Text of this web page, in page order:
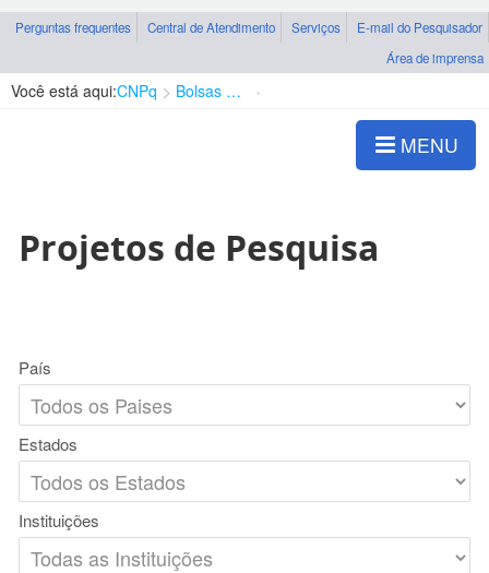
Perguntas frequentes Central de Atendimento Serviços
E-mail do Pesquisador
Área de imprensa
Você está aqui:CNPq Bolsas e Auxílios Vigentes
MENU
Projetos de Pesquisa
País
Estados
Instituições